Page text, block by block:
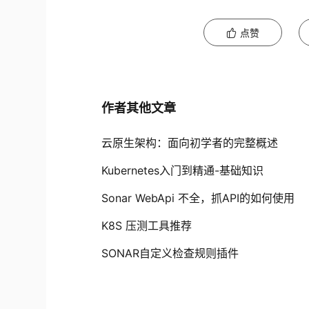
点赞
作者其他文章
云原生架构：面向初学者的完整概述
Kubernetes入门到精通-基础知识
Sonar WebApi 不全，抓API的如何使用
K8S 压测工具推荐
SONAR自定义检查规则插件